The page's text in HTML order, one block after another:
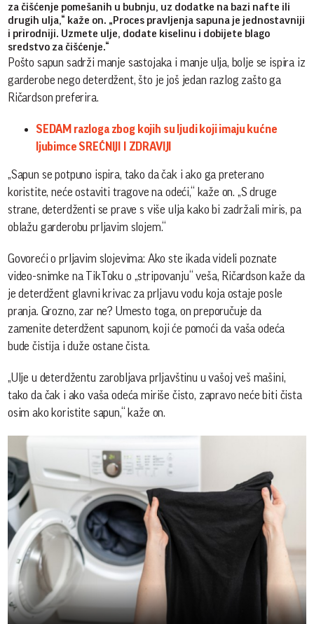
za čišćenje pomešanih u bubnju, uz dodatke na bazi nafte ili
drugih ulja,“ kaže on. „Proces pravljenja sapuna je jednostavniji
i prirodniji. Uzmete ulje, dodate kiselinu i dobijete blago
sredstvo za čišćenje.“
Pošto sapun sadrži manje sastojaka i manje ulja, bolje se ispira iz
garderobe nego deterdžent, što je još jedan razlog zašto ga
Ričardson preferira.
SEDAM razloga zbog kojih su ljudi koji imaju kućne
ljubimce SREĆNIJI I ZDRAVIJI
„Sapun se potpuno ispira, tako da čak i ako ga preterano
koristite, neće ostaviti tragove na odeći,“ kaže on. „S druge
strane, deterdženti se prave s više ulja kako bi zadržali miris, pa
oblažu garderobu prljavim slojem.“
Govoreći o prljavim slojevima: Ako ste ikada videli poznate
video-snimke na TikToku o „stripovanju“ veša, Ričardson kaže da
je deterdžent glavni krivac za prljavu vodu koja ostaje posle
pranja. Grozno, zar ne? Umesto toga, on preporučuje da
zamenite deterdžent sapunom, koji će pomoći da vaša odeća
bude čistija i duže ostane čista.
„Ulje u deterdžentu zarobljava prljavštinu u vašoj veš mašini,
tako da čak i ako vaša odeća miriše čisto, zapravo neće biti čista
osim ako koristite sapun,“ kaže on.